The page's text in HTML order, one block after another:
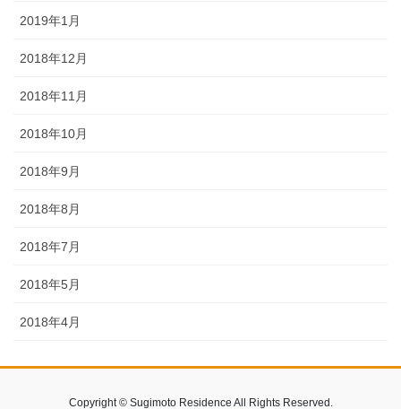
2019年1月
2018年12月
2018年11月
2018年10月
2018年9月
2018年8月
2018年7月
2018年5月
2018年4月
Copyright © Sugimoto Residence All Rights Reserved.